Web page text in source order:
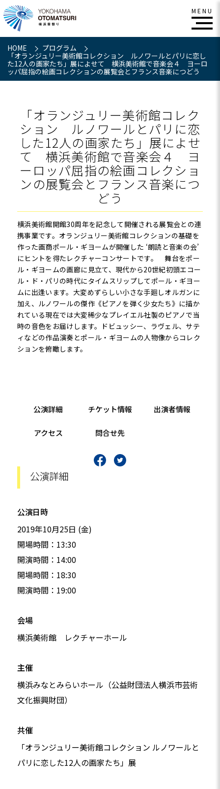
HOME
プログラム
「オランジュリー美術館コレクション ルノワールとパリに恋し
た12人の画家たち」展によせて 横浜美術館で音楽会４ ヨーロ
ッパ屈指の絵画コレクションの展覧会とフランス音楽につどう
「オランジュリー美術館コレク
ション ルノワールとパリに恋
した12人の画家たち」展によせ
て 横浜美術館で音楽会４ ヨ
ーロッパ屈指の絵画コレクショ
ンの展覧会とフランス音楽につ
どう
横浜美術館開館30周年を記念して開催される展覧会との連
携事業です。オランジュリー美術館コレクションの基礎を
作った画商ポール・ギヨームが開催した ‘朗読と音楽の会’
にヒントを得たレクチャーコンサートです。 舞台をポー
ル・ギヨームの画廊に見立て、現代から20世紀初頭エコー
ル・ド・パリの時代にタイムスリップしてポール・ギヨー
ムに出逢います。大変めずらしい小さな手廻しオルガンに
加え、ルノワールの傑作《ピアノを弾く少女たち》に描か
れている現在では大変稀少なプレイエル社製のピアノで当
時の音色をお届けします。ドビュッシー、ラヴェル、サテ
ィなどの作品演奏とポール・ギヨームの人物像からコレク
ションを俯瞰します。
公演詳細
公演日時
2019年10月25日 (金)
開場時間：13:30
開演時間：14:00
開場時間：18:30
開演時間：19:00
会場
横浜美術館 レクチャーホール
主催
横浜みなとみらいホール（公益財団法人横浜市芸術
文化振興財団）
共催
「オランジュリー美術館コレクション ルノワールと
パリに恋した12人の画家たち」展
公演詳細 チケット情報 出演者情報
アクセス 問合せ先